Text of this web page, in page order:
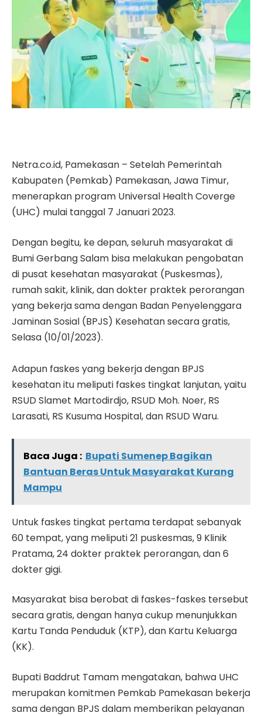
Netra.co.id, Pamekasan – Setelah Pemerintah
Kabupaten (Pemkab) Pamekasan, Jawa Timur,
menerapkan program Universal Health Coverge
(UHC) mulai tanggal 7 Januari 2023.
Dengan begitu, ke depan, seluruh masyarakat di
Bumi Gerbang Salam bisa melakukan pengobatan
di pusat kesehatan masyarakat (Puskesmas),
rumah sakit, klinik, dan dokter praktek perorangan
yang bekerja sama dengan Badan Penyelenggara
Jaminan Sosial (BPJS) Kesehatan secara gratis,
Selasa (10/01/2023).
Adapun faskes yang bekerja dengan BPJS
kesehatan itu meliputi faskes tingkat lanjutan, yaitu
RSUD Slamet Martodirdjo, RSUD Moh. Noer, RS
Larasati, RS Kusuma Hospital, dan RSUD Waru.
Baca Juga : Bupati Sumenep Bagikan
Bantuan Beras Untuk Masyarakat Kurang
Mampu
Untuk faskes tingkat pertama terdapat sebanyak
60 tempat, yang meliputi 21 puskesmas, 9 Klinik
Pratama, 24 dokter praktek perorangan, dan 6
dokter gigi.
Masyarakat bisa berobat di faskes-faskes tersebut
secara gratis, dengan hanya cukup menunjukkan
Kartu Tanda Penduduk (KTP), dan Kartu Keluarga
(KK).
Bupati Baddrut Tamam mengatakan, bahwa UHC
merupakan komitmen Pemkab Pamekasan bekerja
sama dengan BPJS dalam memberikan pelayanan